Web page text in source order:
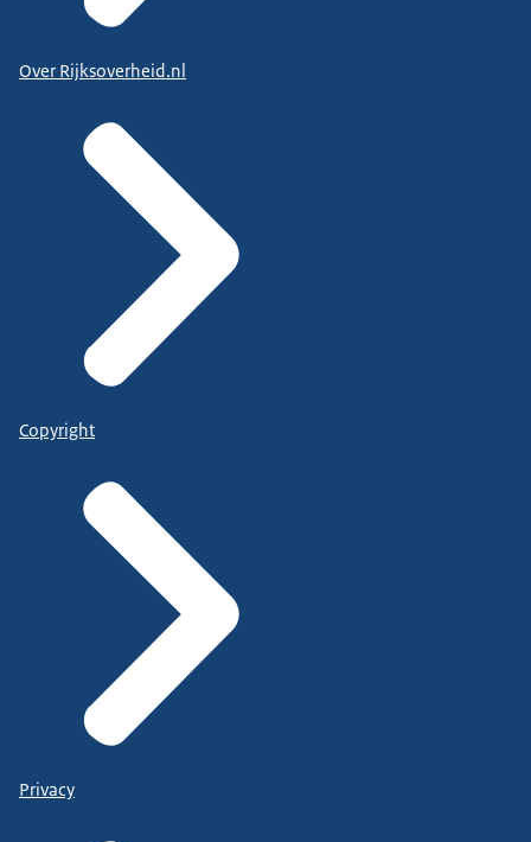
Over Rijksoverheid.nl
Copyright
Privacy